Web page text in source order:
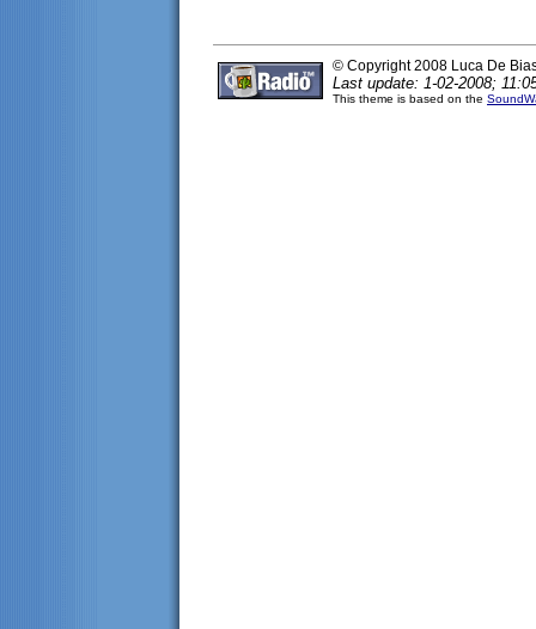
© Copyright 2008 Luca De
Last update: 1-02-2008;
This theme is based on the